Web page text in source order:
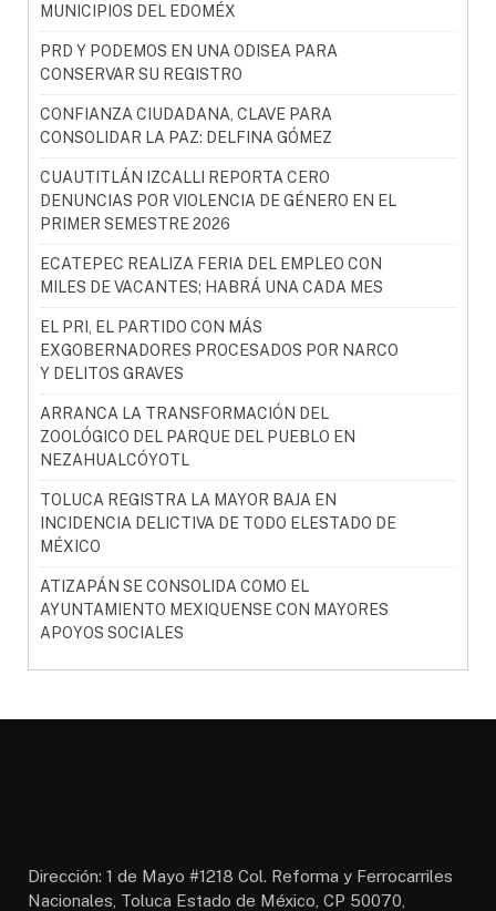
MUNICIPIOS DEL EDOMÉX
PRD Y PODEMOS EN UNA ODISEA PARA
CONSERVAR SU REGISTRO
CONFIANZA CIUDADANA, CLAVE PARA
CONSOLIDAR LA PAZ: DELFINA GÓMEZ
CUAUTITLÁN IZCALLI REPORTA CERO
DENUNCIAS POR VIOLENCIA DE GÉNERO EN EL
PRIMER SEMESTRE 2026
ECATEPEC REALIZA FERIA DEL EMPLEO CON
MILES DE VACANTES; HABRÁ UNA CADA MES
EL PRI, EL PARTIDO CON MÁS
EXGOBERNADORES PROCESADOS POR NARCO
Y DELITOS GRAVES
ARRANCA LA TRANSFORMACIÓN DEL
ZOOLÓGICO DEL PARQUE DEL PUEBLO EN
NEZAHUALCÓYOTL
TOLUCA REGISTRA LA MAYOR BAJA EN
INCIDENCIA DELICTIVA DE TODO ELESTADO DE
MÉXICO
ATIZAPÁN SE CONSOLIDA COMO EL
AYUNTAMIENTO MEXIQUENSE CON MAYORES
APOYOS SOCIALES
Dirección: 1 de Mayo #1218 Col. Reforma y Ferrocarriles
Nacionales, Toluca Estado de México, CP 50070,